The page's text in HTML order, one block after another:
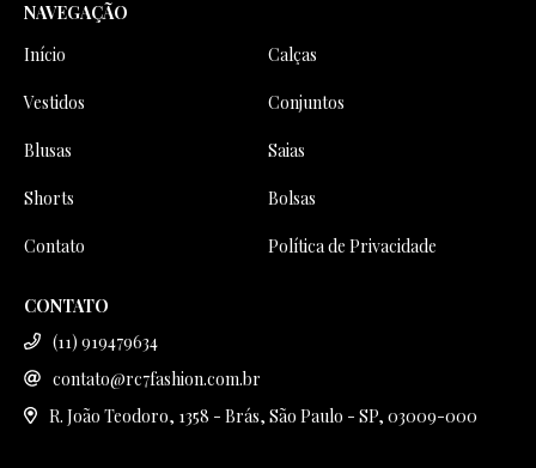
NAVEGAÇÃO
Início
Calças
Vestidos Conjuntos
Blusas Saias
Shorts Bolsas
Contato Política de Privacidade
CONTATO
(11) 919479634
contato@rc7fashion.com.br
R. João Teodoro, 1358 - Brás, São Paulo - SP, 03009-000